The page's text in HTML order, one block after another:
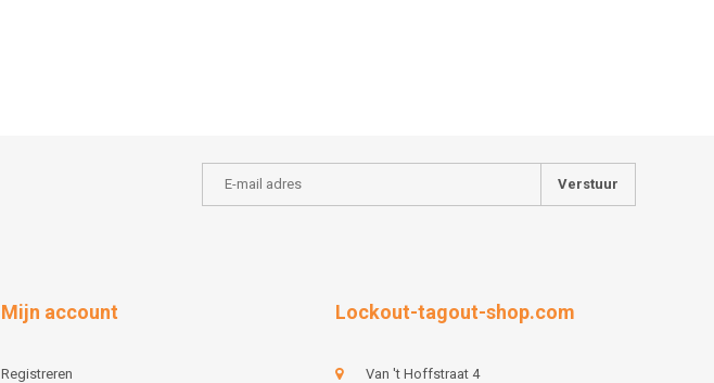
Verstuur
Mijn account
Registreren
Lockout-tagout-shop.com
Van 't Hoffstraat 4